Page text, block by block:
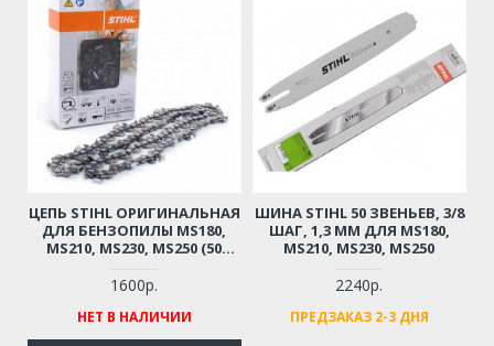
ЦЕПЬ STIHL ОРИГИНАЛЬНАЯ
ДЛЯ БЕНЗОПИЛЫ MS180,
MS210, MS230, MS250 (50
1600р.
НЕТ В НАЛИЧИИ
ШИНА STIHL 50 ЗВЕНЬЕВ, 3/8
ШАГ, 1,3 ММ ДЛЯ MS180,
MS210, MS230, MS250
2240р.
ПРЕДЗАКАЗ 2-3 ДНЯ